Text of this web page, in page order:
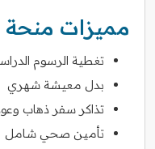
مميزات
تغطية الرسوم
بدل معيشة شهري
تذاكر سفر ذهاب
تأمين صحي شامل